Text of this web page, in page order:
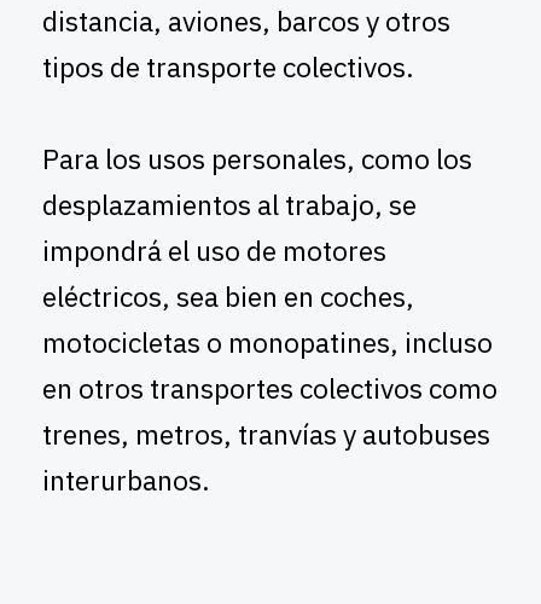
distancia, aviones, barcos y otros
tipos de transporte colectivos.
Para los usos personales, como los
desplazamientos al trabajo, se
impondrá el uso de motores
eléctricos, sea bien en coches,
motocicletas o monopatines, incluso
en otros transportes colectivos como
trenes, metros, tranvías y autobuses
interurbanos.